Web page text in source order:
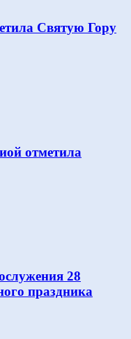
Святую Гору
отметила
28
праздника